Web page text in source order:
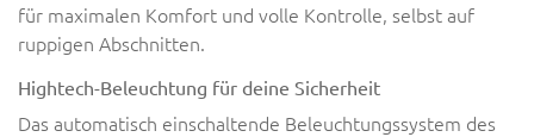
für maximalen Komfort und volle Kontrolle, selbst auf
ruppigen Abschnitten.
Hightech-Beleuchtung für deine Sicherheit
Das automatisch einschaltende Beleuchtungssystem des